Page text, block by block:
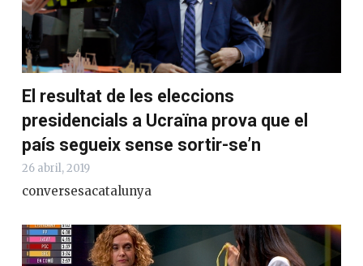
El resultat de les eleccions
presidencials a Ucraïna prova que el
país segueix sense sortir-se’n
26 abril, 2019
conversesacatalunya